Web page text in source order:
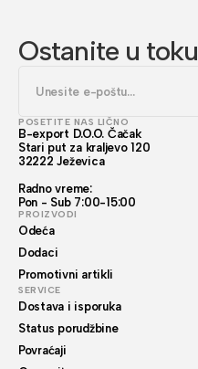
Ostanite u toku
POSETITE NAS LIČNO
B-export D.O.O. Čačak
Stari put za kraljevo 120
32222 Ježevica
Radno vreme:
Pon - Sub 7:00-15:00
PROIZVODI
Odeća
Dodaci
Promotivni artikli
SERVICE
Dostava i isporuka
Status porudžbine
Povraćaji